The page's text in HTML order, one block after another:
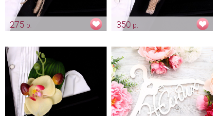
275 р.
Арт: gr_0005
350 р.
Арт: gr_0007